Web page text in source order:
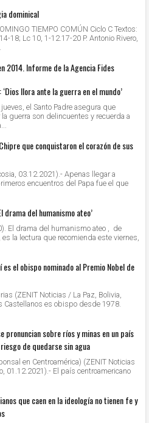
dominical
TIEMPO COMÚN Ciclo C Textos:
18; Lc 10, 1-12.17-20 P. Antonio Rivero,
2014. Informe de la Agencia Fides
llora ante la guerra en el mundo’
el Santo Padre asegura que
guerra son delincuentes y recuerda a
que conquistaron el corazón de sus
03.12.2021).- Apenas llegar a
encuentros del Papa fue el que
drama del humanismo ateo’
El drama del humanismo ateo , de
la lectura que recomienda este viernes,
es el obispo nominado al Premio Nobel de
(ZENIT Noticias / La Paz, Bolivia,
Castellanos es obispo desde 1978.
pronuncian sobre ríos y minas en un país
de quedarse sin agua
en Centroamérica) (ZENIT Noticias
01.12.2021).- El país centroamericano
que caen en la ideología no tienen fe y